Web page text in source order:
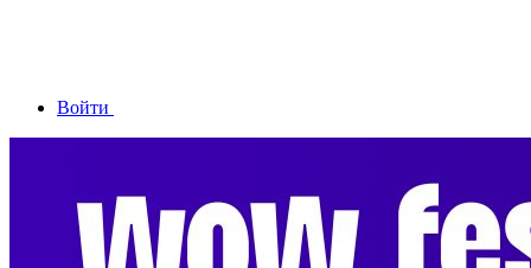
Войти